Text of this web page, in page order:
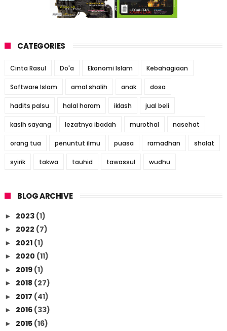
CATEGORIES
Cinta Rasul Do'a Ekonomi Islam Kebahagiaan
Software Islam amal shalih anak dosa
hadits palsu halal haram iklash jual beli
kasih sayang lezatnya ibadah murothal nasehat
orang tua penuntut ilmu puasa ramadhan shalat
syirik takwa tauhid tawassul wudhu
BLOG ARCHIVE
► 2023 (1)
► 2022 (7)
► 2021 (1)
► 2020 (11)
► 2019 (1)
► 2018 (27)
► 2017 (41)
► 2016 (33)
► 2015 (16)